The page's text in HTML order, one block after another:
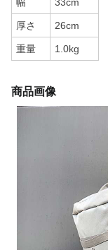
厚さ 26cm
重量 1.0kg
商品画像